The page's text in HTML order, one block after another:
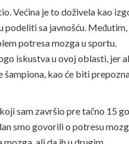
Većina je to doživela kao
sa javnošću. Međutim,
potresa mozga u sportu.
iskustva u ovoj oblasti, jer
kao će biti
sam završio pre tačno 15
smo govorili o potresu